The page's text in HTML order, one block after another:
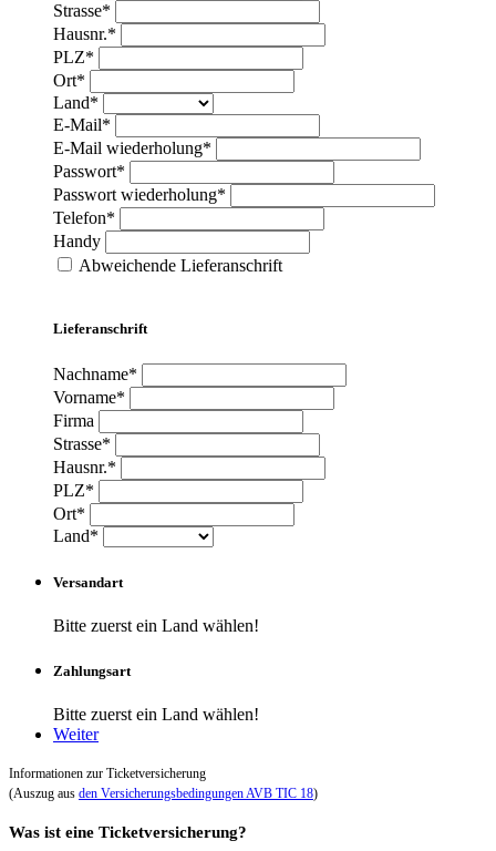
Strasse*
Hausnr.*
PLZ*
Ort*
Land*
E-Mail*
E-Mail wiederholung*
Passwort*
Passwort wiederholung*
Telefon*
Handy
Abweichende Lieferanschrift
Lieferanschrift
Nachname*
Vorname*
Firma
Strasse*
Hausnr.*
PLZ*
Ort*
Land*
Versandart
Bitte zuerst ein Land wählen!
Zahlungsart
Bitte zuerst ein Land wählen!
Weiter
Informationen zur Ticketversicherung
(Auszug aus den Versicherungsbedingungen AVB TIC 18)
Was ist eine Ticketversicherung?